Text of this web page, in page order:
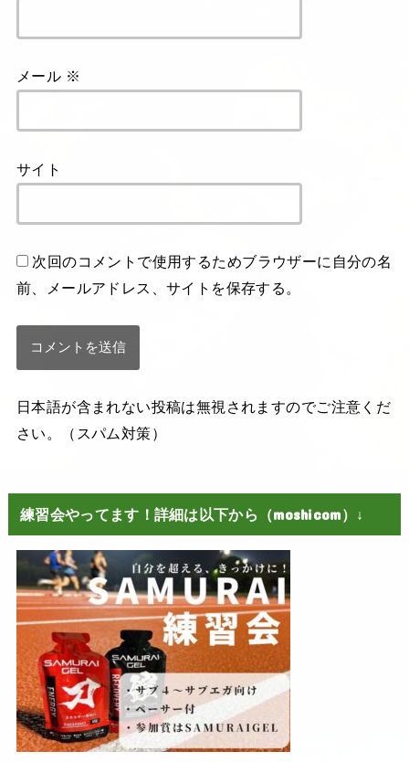
メール ※
サイト
次回のコメントで使用するためブラウザーに自分の名
前、メールアドレス、サイトを保存する。
日本語が含まれない投稿は無視されますのでご注意くだ
さい。（スパム対策）
練習会やってます！詳細は以下から（moshicom）↓